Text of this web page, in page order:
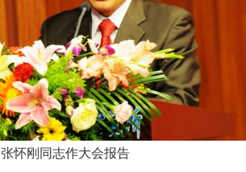
张怀刚同志作大会报告